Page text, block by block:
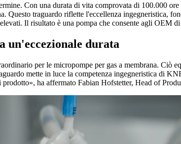
Con una durata di vita comprovata di 100.000
Questo traguardo riflette l'eccellenza ingegneristica,
Il risultato è una pompa che consente agli OEM
un'eccezionale durata
per le micropompe per gas a membrana. Ciò
mette in luce la competenza ingegneristica di
ha affermato Fabian Hofstetter, Head of